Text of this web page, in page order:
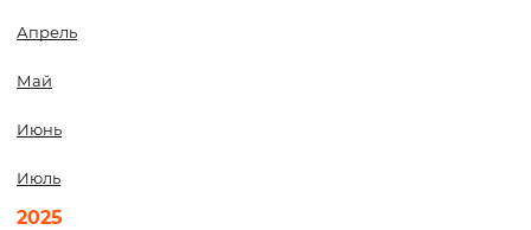
Апрель
Май
Июнь
Июль
2025